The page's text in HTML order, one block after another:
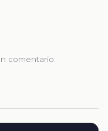
comentario.